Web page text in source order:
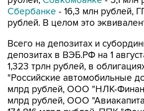
Сбербанке - 16,3 млн рублей,
рублей. В целом это
Всего на депозитах и
депозитах в ВЭБ.РФ на 1
1,323 трлн рублей, в
"Российские автомобильные
млрд рублей, ООО "НЛК-
млрд рублей, ООО